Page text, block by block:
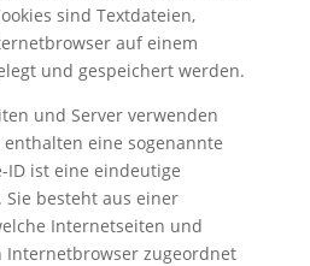
sind Textdateien,
auf einem
und gespeichert werden.
und Server verwenden
enthalten eine sogenannte
ID ist eine eindeutige
Sie besteht aus einer
Internetseiten und
Internetbrowser zugeordnet